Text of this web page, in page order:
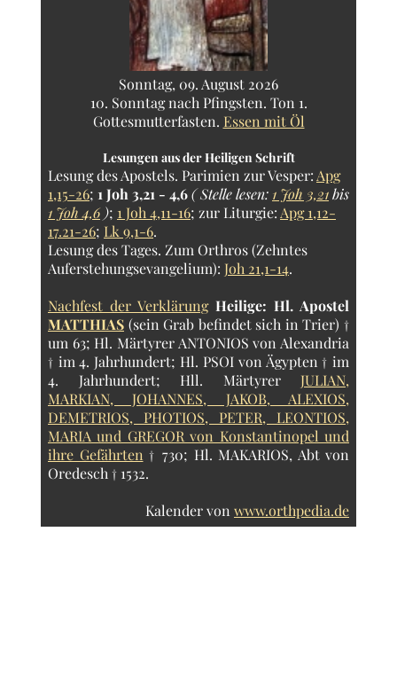
Sonntag, 09. August 2026
10. Sonntag nach Pfingsten. Ton 1.
Gottesmutterfasten. Essen mit Öl
Lesungen aus der Heiligen Schrift
Lesung des Apostels. Parimien zur Vesper: Apg
1,15-26; 1 Joh 3,21 - 4,6( Stelle lesen: 1 Joh 3,21bis
1 Joh 4,6); 1 Joh 4,11-16; zur Liturgie: Apg 1,12-
17.21-26; Lk 9,1-6.
Lesung des Tages. Zum Orthros (Zehntes
Auferstehungsevangelium): Joh 21,1-14.
Nachfest der Verklärung Heilige: Hl. Apostel
MATTHIAS (sein Grab befindet sich in Trier) †
um 63; Hl. Märtyrer ANTONIOS von Alexandria
† im 4. Jahrhundert; Hl. PSOI von Ägypten † im
4. Jahrhundert; Hll. Märtyrer JULIAN,
MARKIAN, JOHANNES, JAKOB, ALEXIOS,
DEMETRIOS, PHOTIOS, PETER, LEONTIOS,
MARIA und GREGOR von Konstantinopel und
ihre Gefährten † 730; Hl. MAKARIOS, Abt von
Oredesch † 1532.
Kalender von www.orthpedia.de